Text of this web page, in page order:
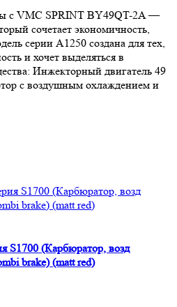
с VMC SPRINT BY49QT-2A —
сочетает экономичность,
серии A1250 создана для тех,
и хочет выделяться в
Инжекторный двигатель 49
с воздушным охлаждением и
S1700 (Карбюратор, возд
brake) (matt red)